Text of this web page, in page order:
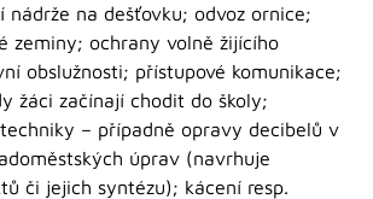
nádrže na dešťovku; odvoz ornice;
zeminy; ochrany volně žijícího
obslužnosti; přístupové komunikace;
žáci začínají chodit do školy;
– případně opravy decibelů v
úprav (navrhuje
či jejich syntézu); kácení resp.